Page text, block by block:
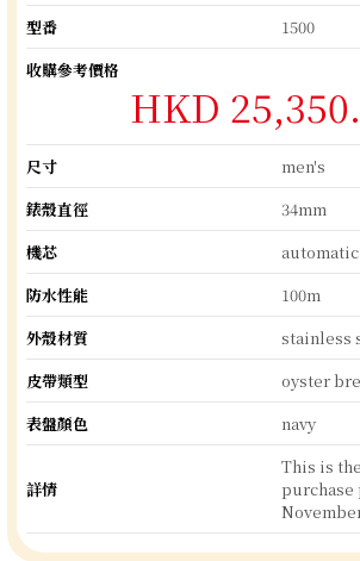
型番
1500
收購參考價格
HKD
尺寸
men's
錶殼直徑
34mm
機芯
防水性能
100m
外殼材質
stainless
皮帶類型
oyster
表盤顏色
navy
詳情
This is
purchase